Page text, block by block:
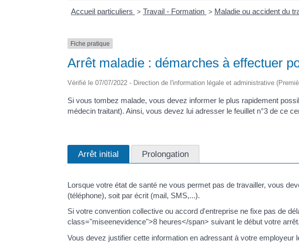
Accueil particuliers > Travail - Formation > Maladie ou accident du
Fiche pratique
Arrêt maladie : démarches à effectuer
Vérifié le 07/07/2022 - Direction de l'information légale et administrative
Si vous tombez malade, vous devez informer le plus rapidement
médecin traitant). Ainsi, vous devez lui adresser le feuillet n°3 de ce
Arrêt initial Prolongation
Lorsque votre état de santé ne vous permet pas de travailler, vous
(téléphone), soit par écrit (mail, SMS,...).
Si votre convention collective ou accord d'entreprise ne fixe pas de
class="miseenevidence">8 heures</span> suivant le début votre arrêt.
Vous devez justifier cette information en adressant à votre